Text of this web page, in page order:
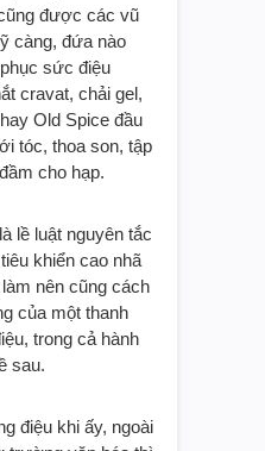
được các vũ
càng, đứa nào
sức điệu
cravat, chải gel,
Old Spice đầu
tóc, thoa son, tập
cho hạp.
lề luật nguyên tắc
khiển cao nhã
nên cũng cách
của một thanh
trong cả hành
sau.
điệu khi ấy, ngoài